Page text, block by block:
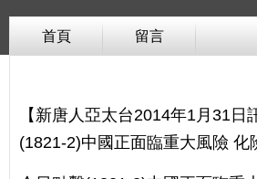
首頁 留言
【新唐人亞太台2014年1月31日
(1821-2)中國正面臨重大風險 化